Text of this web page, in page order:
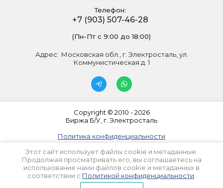
Этот сайт использует файлы cookie и метаданные.
Продолжая просматривать его, вы соглашаетесь на
использование нами файлов cookie и метаданных в
соответствии с Политикой конфиденциальности
Телефон:
+7 (903) 507-46-28
(Пн-Пт с 9:00 до 18:00)
Адрес: Московская обл., г. Электросталь, ул.
Коммунистическая д. 1
Copyright © 2010 - 2026
Биржа Б/У, г. Электросталь
Политика конфиденциальности